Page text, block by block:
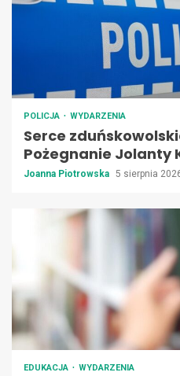
POLICJA WYDARZENIA
Serce
Pożegnanie Jolanty
Joanna Piotrowska 5 sierpnia
EDUKACJA WYDARZENIA